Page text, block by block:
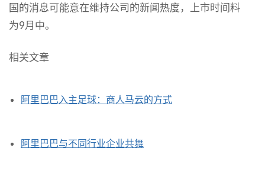
国的消息可能意在维持公司的新闻热度，上市时间料
为9月中。
相关文章
阿里巴巴入主足球：商人马云的方式
阿里巴巴与不同行业企业共舞